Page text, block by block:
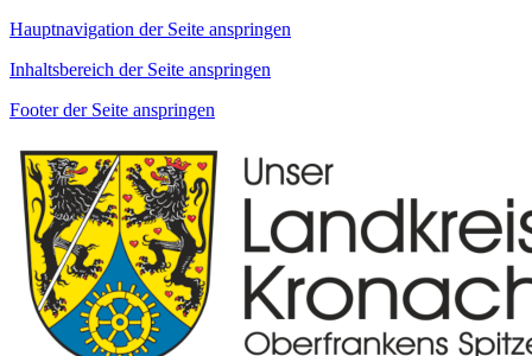
Hauptnavigation der Seite anspringen
Inhaltsbereich der Seite anspringen
Footer der Seite anspringen